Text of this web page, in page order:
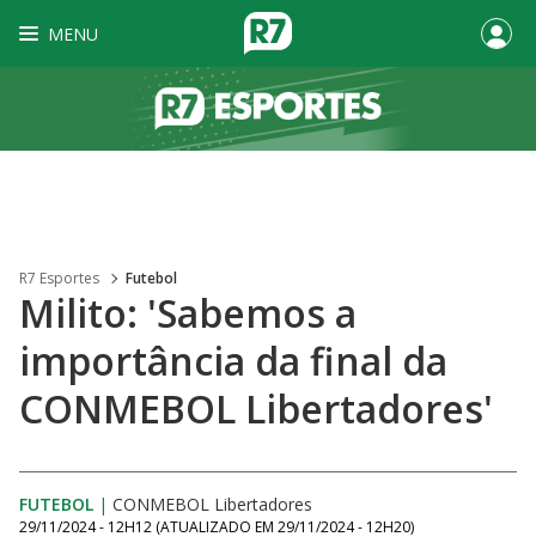
MENU
R7 Esportes Futebol
Milito: 'Sabemos a
importância da final da
CONMEBOL Libertadores'
FUTEBOL | CONMEBOL Libertadores
29/11/2024 - 12H12 (ATUALIZADO EM 29/11/2024 - 12H20)